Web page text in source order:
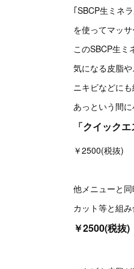
｢SBCP生ミネ
を使ってマッサ
このSBCP生ミ
気になる皮脂
ニキビなどに
あっという間
「クイックエ
￥2500(税抜)
他メニューと
カット等と組
￥2500(税